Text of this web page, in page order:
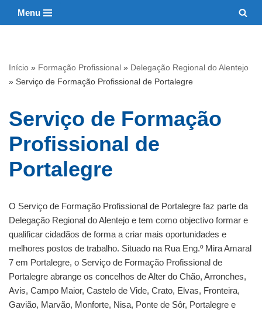
conteúdo
Menu
Início » Formação Profissional » Delegação Regional do Alentejo
» Serviço de Formação Profissional de Portalegre
Serviço de Formação
Profissional de
Portalegre
O Serviço de Formação Profissional de Portalegre faz parte da
Delegação Regional do Alentejo e tem como objectivo formar e
qualificar cidadãos de forma a criar mais oportunidades e
melhores postos de trabalho. Situado na Rua Eng.º Mira Amaral
7 em Portalegre, o Serviço de Formação Profissional de
Portalegre abrange os concelhos de Alter do Chão, Arronches,
Avis, Campo Maior, Castelo de Vide, Crato, Elvas, Fronteira,
Gavião, Marvão, Monforte, Nisa, Ponte de Sôr, Portalegre e